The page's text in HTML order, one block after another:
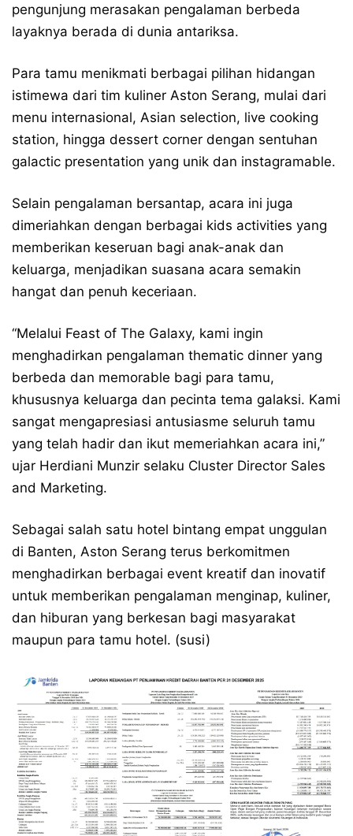
pengunjung merasakan pengalaman berbeda
layaknya berada di dunia antariksa.
Para tamu menikmati berbagai pilihan hidangan
istimewa dari tim kuliner Aston Serang, mulai dari
menu internasional, Asian selection, live cooking
station, hingga dessert corner dengan sentuhan
galactic presentation yang unik dan instagramable.
Selain pengalaman bersantap, acara ini juga
dimeriahkan dengan berbagai kids activities yang
memberikan keseruan bagi anak-anak dan
keluarga, menjadikan suasana acara semakin
hangat dan penuh keceriaan.
“Melalui Feast of The Galaxy, kami ingin
menghadirkan pengalaman thematic dinner yang
berbeda dan memorable bagi para tamu,
khususnya keluarga dan pecinta tema galaksi. Kami
sangat mengapresiasi antusiasme seluruh tamu
yang telah hadir dan ikut memeriahkan acara ini,”
ujar Herdiani Munzir selaku Cluster Director Sales
and Marketing.
Sebagai salah satu hotel bintang empat unggulan
di Banten, Aston Serang terus berkomitmen
menghadirkan berbagai event kreatif dan inovatif
untuk memberikan pengalaman menginap, kuliner,
dan hiburan yang berkesan bagi masyarakat
maupun para tamu hotel. (susi)